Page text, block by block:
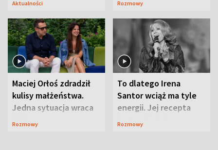
Aktualności Rozmowy
Maciej Orłoś zdradził
kulisy małżeństwa.
Jedna sytuacja wraca
jak bumerang
Rozmowy
To dlatego Irena
Santor wciąż ma tyle
energii. Jej recepta
jest zaskakująco
Rozmowy